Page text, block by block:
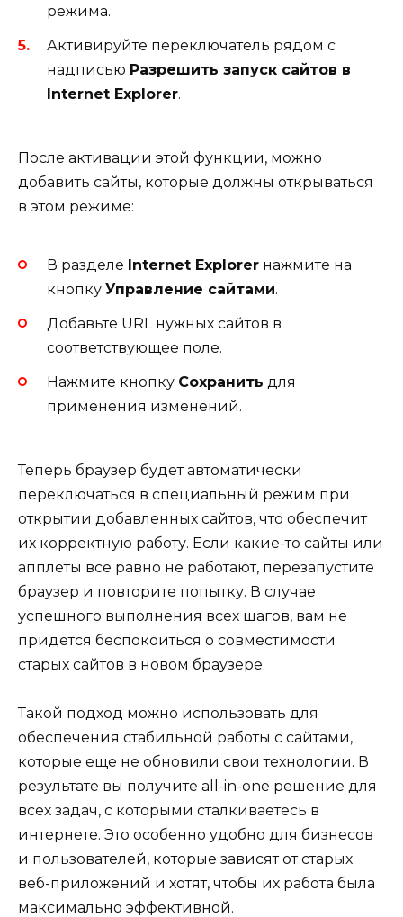
режима.
Активируйте переключатель рядом с
надписью Разрешить запуск сайтов в
Internet Explorer.
После активации этой функции, можно
добавить сайты, которые должны открываться
в этом режиме:
В разделе Internet Explorer нажмите на
кнопку Управление сайтами.
Добавьте URL нужных сайтов в
соответствующее поле.
Нажмите кнопку Сохранить для
применения изменений.
Теперь браузер будет автоматически
переключаться в специальный режим при
открытии добавленных сайтов, что обеспечит
их корректную работу. Если какие-то сайты или
апплеты всё равно не работают, перезапустите
браузер и повторите попытку. В случае
успешного выполнения всех шагов, вам не
придется беспокоиться о совместимости
старых сайтов в новом браузере.
Такой подход можно использовать для
обеспечения стабильной работы с сайтами,
которые еще не обновили свои технологии. В
результате вы получите all-in-one решение для
всех задач, с которыми сталкиваетесь в
интернете. Это особенно удобно для бизнесов
и пользователей, которые зависят от старых
веб-приложений и хотят, чтобы их работа была
максимально эффективной.